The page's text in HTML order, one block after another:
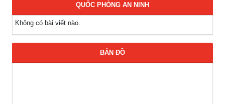
QUỐC PHÒNG AN NINH
Không có bài viết nào.
BẢN ĐỒ